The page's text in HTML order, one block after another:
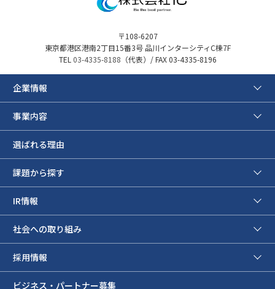
〒108-6207
東京都港区港南2丁目15番3号 品川インターシティC棟7F
TEL 03-4335-8188 （代表）/ FAX 03-4335-8196
企業情報
事業内容
選ばれる理由
課題から探す
IR情報
社会への取り組み
採用情報
ビジネス・パートナー募集